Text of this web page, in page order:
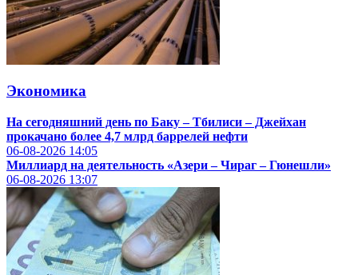
Экономика
На сегодняшний день по Баку – Тбилиси – Джейхан
прокачано более 4,7 млрд баррелей нефти
06-08-2026 14:05
Миллиард на деятельность «Азери – Чираг – Гюнешли»
06-08-2026 13:07